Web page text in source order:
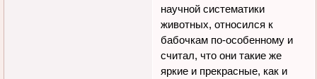
научной систематики
животных, относился к
бабочкам по-особенному и
считал, что они такие же
яркие и прекрасные, как и